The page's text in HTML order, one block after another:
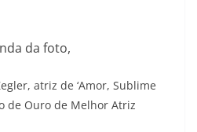
da foto,
atriz de ‘Amor, Sublime
de Ouro de Melhor Atriz